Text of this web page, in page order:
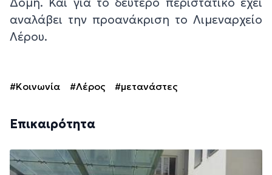
αναλάβει την προανάκριση το Λιμεναρχείο
Λέρου.
#Κοινωνία #Λέρος #μετανάστες
Επικαιρότητα